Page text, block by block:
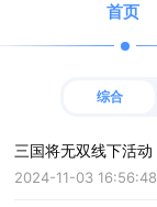
首页
综合
三国将无双线下活动
2024-11-03 16:56:48